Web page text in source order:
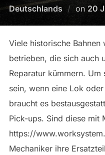
Deutschlands
on 20
Viele historische Bahnen
betrieben, die sich auch
Reparatur kümmern.
sein, wenn eine Lok
braucht es
Pick-ups. Sind diese mit
https://
Mechaniker ihre